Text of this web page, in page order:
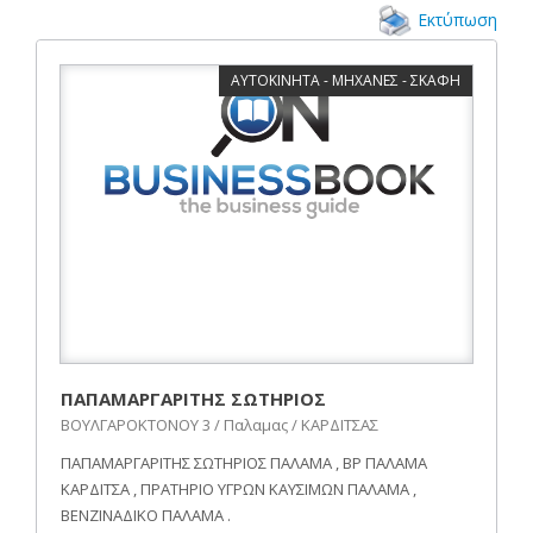
Εκτύπωση
ΑΥΤΟΚΙΝΗΤΑ - ΜΗΧΑΝΕΣ - ΣΚΑΦΗ
ΠΑΠΑΜΑΡΓΑΡΙΤΗΣ ΣΩΤΗΡΙΟΣ
ΒΟΥΛΓΑΡΟΚΤΟΝΟΥ 3 / Παλαμας / ΚΑΡΔΙΤΣΑΣ
ΠΑΠΑΜΑΡΓΑΡΙΤΗΣ ΣΩΤΗΡΙΟΣ ΠΑΛΑΜΑ , BP ΠΑΛΑΜΑ
ΚΑΡΔΙΤΣΑ , ΠΡΑΤΗΡΙΟ ΥΓΡΩΝ ΚΑΥΣΙΜΩΝ ΠΑΛΑΜΑ ,
ΒΕΝΖΙΝΑΔΙΚΟ ΠΑΛΑΜΑ .